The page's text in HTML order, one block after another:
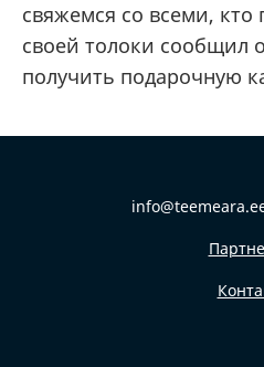
свяжемся со всеми, кто
своей толоки сообщил
получить подарочную